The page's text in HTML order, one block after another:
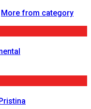
More from category